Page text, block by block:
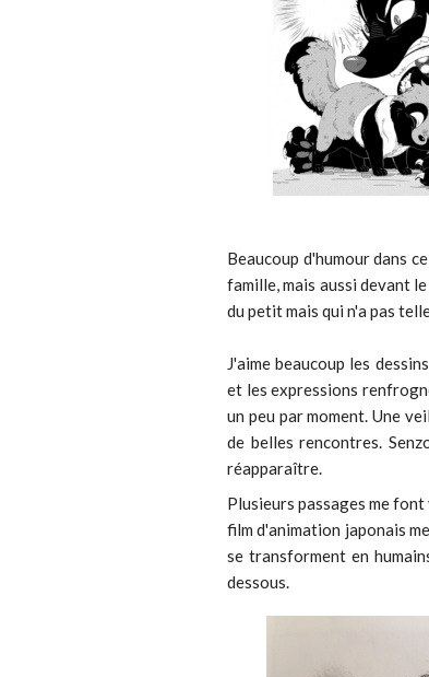
Beaucoup d'humour dans
famille, mais aussi devant
du petit mais qui n'a pas
J'aime beaucoup les
et les expressions
un peu par moment. Une
de belles rencontres.
réapparaître.
Plusieurs passages me
film d'animation japonais
se transforment en
dessous.